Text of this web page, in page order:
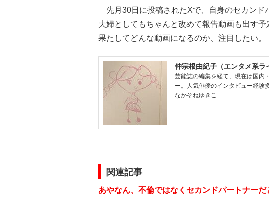
先月30日に投稿されたXで、自身のセカンド
夫婦としてもちゃんと改めて報告動画も出す予
果たしてどんな動画になるのか、注目したい。
仲宗根由紀子（エンタメ系ラ
芸能誌の編集を経て、現在は国内
ー。人気俳優のインタビュー経験
なかそねゆきこ
関連記事
あやなん、不倫ではなくセカンドパートナー